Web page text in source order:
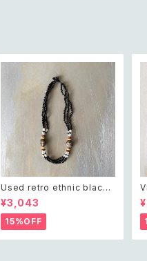
Used retro ethnic black
beads necklace レトロ ユ
ーズド アクセサリー エスニッ
ク ブラック ビーズ ネックレス
¥3,043
15%OFF